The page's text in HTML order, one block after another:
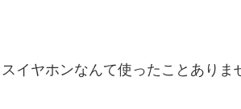
イヤホンなんて使ったことあり